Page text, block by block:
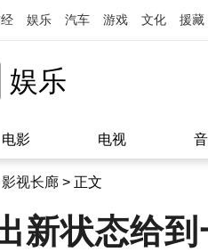
娱乐 汽车 游戏 文化 援藏
娱乐
电影 电视
影视长廊 > 正文
新状态给